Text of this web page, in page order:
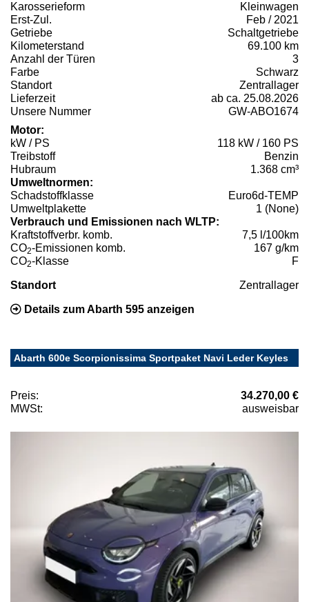
Karosserieform
Kleinwagen
Erst-Zul.
Feb / 2021
Getriebe
Schaltgetriebe
Kilometerstand
69.100 km
Anzahl der Türen
3
Farbe
Schwarz
Standort
Zentrallager
Lieferzeit
ab ca. 25.08.2026
Unsere Nummer
GW-ABO1674
Motor:
kW / PS
118 kW / 160 PS
Treibstoff
Benzin
Hubraum
1.368 cm³
Umweltnormen:
Schadstoffklasse
Euro6d-TEMP
Umweltplakette
1 (None)
Verbrauch und Emissionen nach WLTP:
Kraftstoffverbr. komb.
7,5 l/100km
CO2-Emissionen komb.
167 g/km
CO2-Klasse F
Standort Zentrallager
Details zum Abarth 595 anzeigen
Abarth 600e Scorpionissima Sportpaket Navi Leder Keyles
Preis:
34.270,00 €
MWSt:
ausweisbar